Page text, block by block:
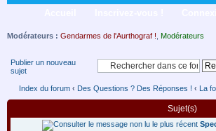
Modérateurs : Gendarmes de l'Aurthograf ! Modérateurs
Publier un nouveau
sujet
Index du forum ‹ Des Questions ? Des Réponses ! ‹ La
Sujet(s)